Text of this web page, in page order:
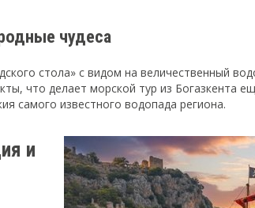
чудеса
стола» с видом на величественный
что делает морской тур из Богазкента
самого известного водопада региона.
и